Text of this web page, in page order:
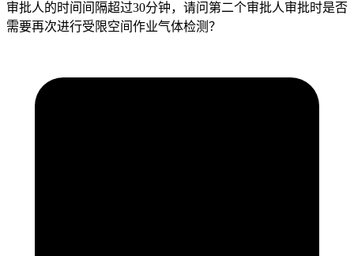
审批人的时间间隔超过30分钟，请问第二个审批人审批时是否
需要再次进行受限空间作业气体检测？